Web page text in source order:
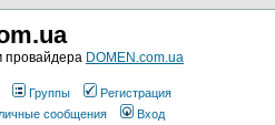
провайдера DOMEN.com.ua
Группы
Регистрация
сообщения Вход